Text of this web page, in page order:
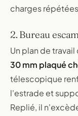
charges
2. Bureau
Un plan de
30 mm plaqué
télescopique
l'estrade et
Replié, il